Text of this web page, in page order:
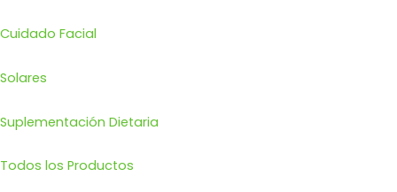
Cuidado Facial
Solares
Suplementación Dietaria
Todos los Productos